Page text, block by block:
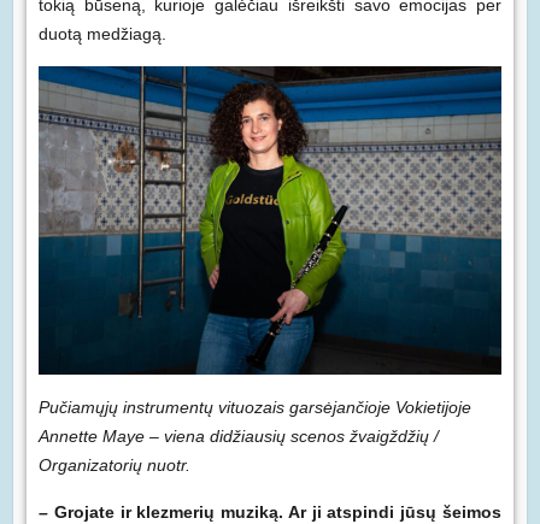
tokią būseną, kurioje galėčiau išreikšti savo emocijas per
duotą medžiagą.
Pučiamųjų instrumentų vituozais garsėjančioje Vokietijoje
Annette Maye – viena didžiausių scenos žvaigždžių /
Organizatorių nuotr.
– Grojate ir klezmerių muziką. Ar ji atspindi jūsų šeimos